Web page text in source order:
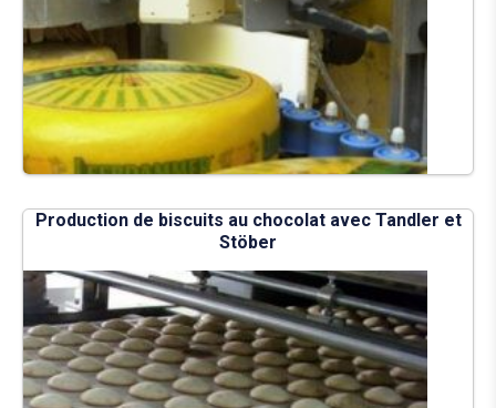
Production de biscuits au chocolat avec Tandler et
Stöber